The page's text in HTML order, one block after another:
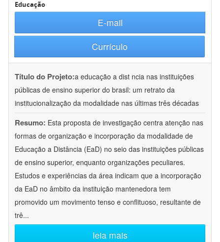
Educação
E-mail
Currículo
Título do Projeto:a educação a dist ncia nas instituições
públicas de ensino superior do brasil: um retrato da
institucionalização da modalidade nas últimas três décadas
Resumo: Esta proposta de investigação centra atenção nas
formas de organização e incorporação da modalidade de
Educação a Distância (EaD) no seio das instituições públicas
de ensino superior, enquanto organizações peculiares.
Estudos e experiências da área indicam que a incorporação
da EaD no âmbito da instituição mantenedora tem
promovido um movimento tenso e conflituoso, resultante de
trê...
leia mais